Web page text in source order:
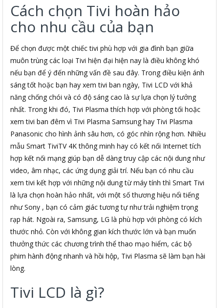
Cách chọn Tivi hoàn hảo
cho nhu cầu của bạn
Để chọn được một chiếc tivi phù hợp với gia đình bạn giữa
muôn trùng các loại Tivi hiện đại hiện nay là điều không khó
nếu bạn để ý đến những vấn đề sau đây. Trong điều kiện ánh
sáng tốt hoặc bạn hay xem tivi ban ngày, Tivi LCD với khả
năng chống chói và có độ sáng cao là sự lựa chọn lý tưởng
nhất. Trong khi đó, Tivi Plasma thích hợp với phòng tối hoặc
xem tivi ban đêm vì Tivi Plasma Samsung hay Tivi Plasma
Panasonic cho hình ảnh sâu hơn, có góc nhìn rộng hơn. Nhiều
mẫu Smart TiviTV 4K thông minh hay có kết nối Internet tích
hợp kết nối mạng giúp bạn dễ dàng truy cập các nội dung như
video, âm nhạc, các ứng dụng giải trí. Nếu bạn có nhu cầu
xem tivi kết hợp với những nội dung từ máy tính thì Smart Tivi
là lựa chọn hoàn hảo nhất, với một số thương hiệu nổi tiếng
như Sony , bạn có cảm giác tương tự như trải nghiệm trọng
rạp hát. Ngoài ra, Samsung, LG là phù hợp với phòng có kích
thước nhỏ. Còn với không gian kích thước lớn và bạn muốn
thưởng thức các chương trình thể thao mạo hiểm, các bộ
phim hành động nhanh và hồi hộp, Tivi Plasma sẽ làm bạn hài
lòng.
Tivi LCD là gì?